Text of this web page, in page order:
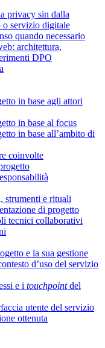
privacy sin dalla
o servizio digitale
quando necessario
architettura,
DPO
in base agli attori
in base al focus
in base all’ambito di
coinvolte
strumenti e rituali
di progetto
tecnici collaborativi
e la sua gestione
d’uso del servizio
e i touchpointdel
utente del servizio
ottenuta